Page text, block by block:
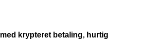
krypteret betaling, hurtig